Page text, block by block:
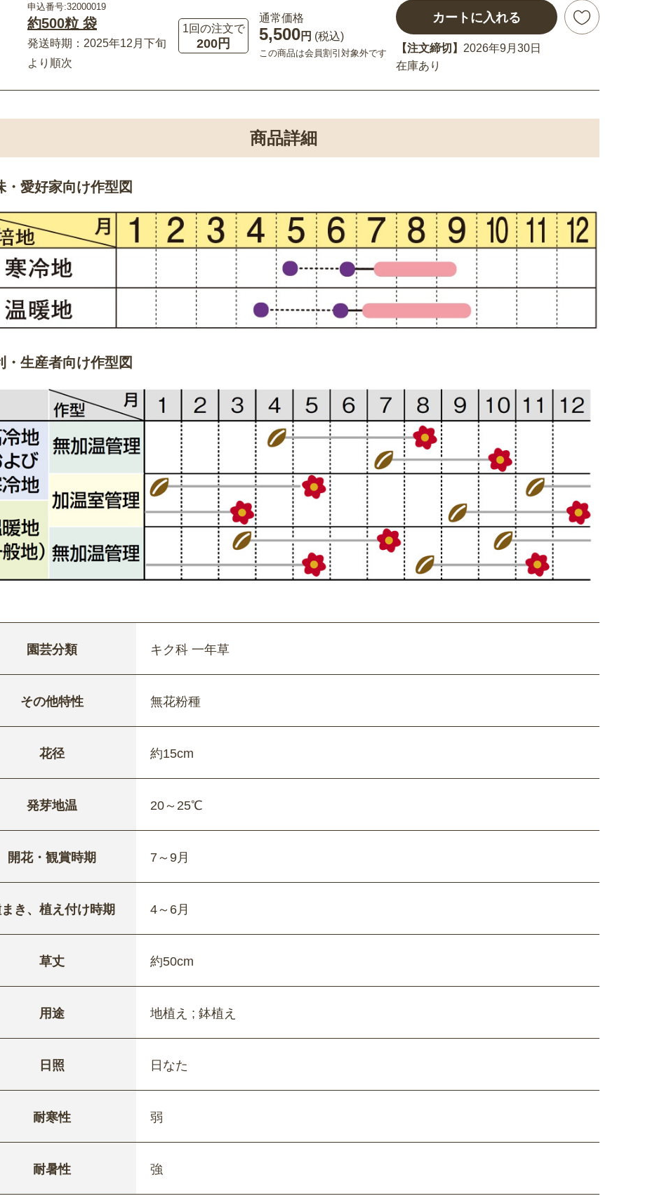
申込番号:32000019
約500粒 袋
発送時期：2025年12月下旬
より順次
1回の注文で
200円
通常価格
5,500円 (税込)
この商品は会員割引対象外です
カートに入れる
【注文締切】 2026年9月30日
在庫あり
商品詳細
・愛好家向け作型図
・生産者向け作型図
園芸分類 キク科 一年草
その他特性 無花粉種
花径 約15cm
発芽地温 20～25℃
開花・観賞時期 7～9月
き、植え付け時期 4～6月
草丈 約50cm
用途 地植え ; 鉢植え
日照 日なた
耐寒性 弱
耐暑性 強